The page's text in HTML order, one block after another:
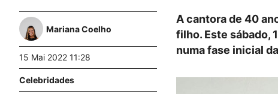
Mariana Coelho
15 Mai 2022 11:28
Celebridades
A cantora de 40
filho. Este sábado,
numa fase inicial